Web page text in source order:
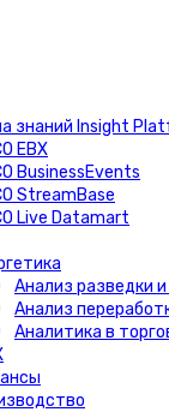
знаний Insight
EBX
BusinessEvents
StreamBase
Live Datamart
Анализ разведки
Анализ
Аналитика в